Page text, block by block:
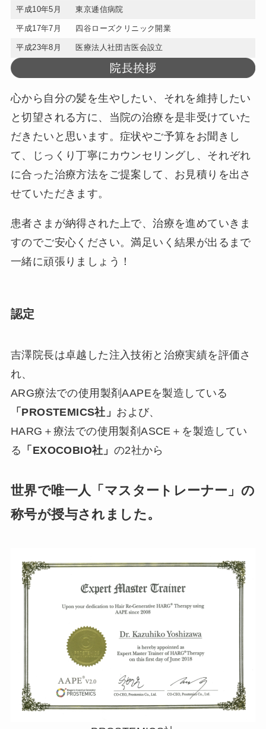
平成10年5月 東京逓信病院
平成17年7月 四谷ローズクリニック開業
平成23年8月 医療法人社団吉医会設立
心から自分の髪を生やしたい、それを維持したい
と切望される方に、当院の治療を是非受けていた
だきたいと思います。症状やご予算をお聞きし
て、じっくり丁寧にカウンセリングし、それぞれ
に合った治療方法をご提案して、お見積りを出さ
せていただきます。
患者さまが納得された上で、治療を進めていきま
すのでご安心ください。満足いく結果が出るまで
一緒に頑張りましょう！
認定
吉澤院長は卓越した注入技術と治療実績を評価さ
れ、
ARG療法での使用製剤AAPEを製造している
「PROSTEMICS社」 および、
HARG＋療法での使用製剤ASCE＋を製造してい
る 「EXOCOBIO社」 の2社から
世界で唯一人「マスタートレーナー」の
称号が授与されました。